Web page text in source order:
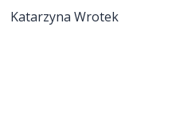
Katarzyna Wrotek